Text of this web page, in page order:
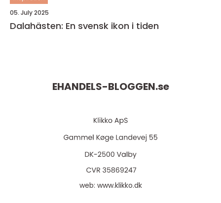
05. July 2025
Dalahästen: En svensk ikon i tiden
EHANDELS-BLOGGEN.se
web: www.klikko.dk